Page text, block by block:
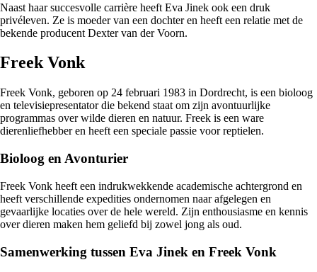
Naast haar succesvolle carrière heeft Eva Jinek ook een druk
privéleven. Ze is moeder van een dochter en heeft een relatie met de
bekende producent Dexter van der Voorn.
Freek Vonk
Freek Vonk, geboren op 24 februari 1983 in Dordrecht, is een bioloog
en televisiepresentator die bekend staat om zijn avontuurlijke
programmas over wilde dieren en natuur. Freek is een ware
dierenliefhebber en heeft een speciale passie voor reptielen.
Bioloog en Avonturier
Freek Vonk heeft een indrukwekkende academische achtergrond en
heeft verschillende expedities ondernomen naar afgelegen en
gevaarlijke locaties over de hele wereld. Zijn enthousiasme en kennis
over dieren maken hem geliefd bij zowel jong als oud.
Samenwerking tussen Eva Jinek en Freek Vonk